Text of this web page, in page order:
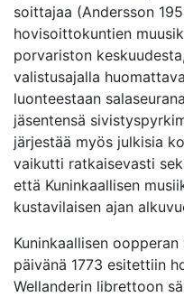
soittajaa (Andersson
hovisoittokuntien
porvariston
valistusajalla
luonteestaan
jäsentensä
järjestää myös julkisia
vaikutti ratkaisevasti
että Kuninkaallisen
kustavilaisen ajan
Kuninkaallisen
päivänä 1773 esitettiin
Wellanderin librettoon